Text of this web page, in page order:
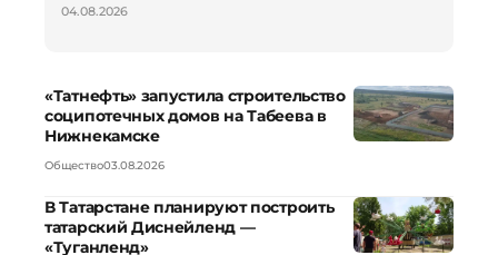
04.08.2026
«Татнефть» запустила строительство
соципотечных домов на Табеева в
Нижнекамске
Общество03.08.2026
В Татарстане планируют построить
татарский Диснейленд —
«Туганленд»